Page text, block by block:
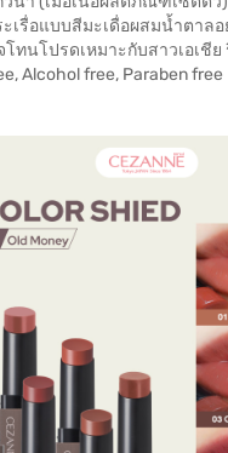
เรื่อแบบสีมะเดื่อผสมน้ำตาลอ
โทนโปรดเหมาะกับสาวเอเชี
Alcohol free, Paraben free